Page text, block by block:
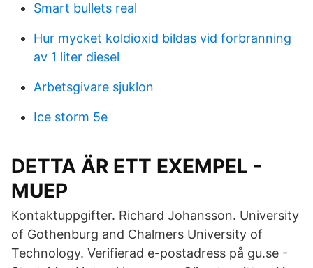
Smart bullets real
Hur mycket koldioxid bildas vid forbranning
av 1 liter diesel
Arbetsgivare sjuklon
Ice storm 5e
DETTA ÄR ETT EXEMPEL -
MUEP
Kontaktuppgifter. Richard Johansson. University
of Gothenburg and Chalmers University of
Technology. Verifierad e-postadress på gu.se -